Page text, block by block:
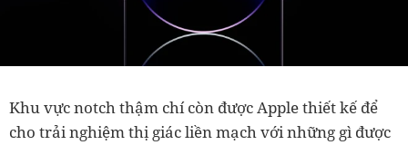
Khu vực notch thậm chí còn được Apple thiết kế để
cho trải nghiệm thị giác liền mạch với những gì được